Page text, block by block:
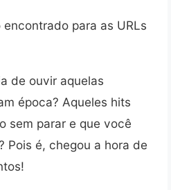
para as URLs
de ouvir aquelas
época? Aqueles hits
sem parar e que você
Pois é, chegou a hora de